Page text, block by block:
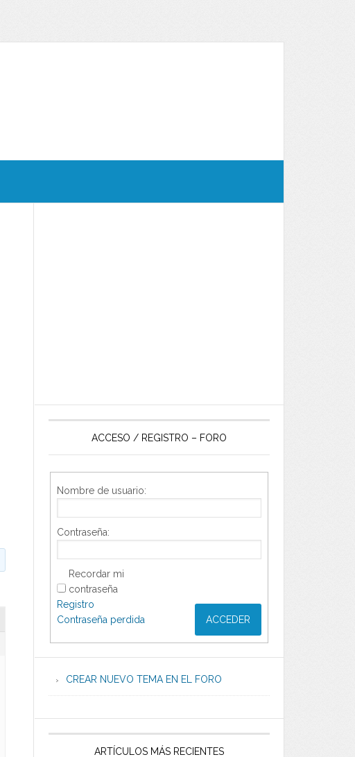
ACCESO / REGISTRO – FORO
Nombre de usuario:
Contraseña:
Recordar mi
contraseña
ACCEDER
Registro
Contraseña perdida
CREAR NUEVO TEMA EN EL FORO
ARTÍCULOS MÁS RECIENTES